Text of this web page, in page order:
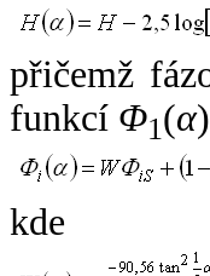
přičemž
funkcí Φ1(α
kde